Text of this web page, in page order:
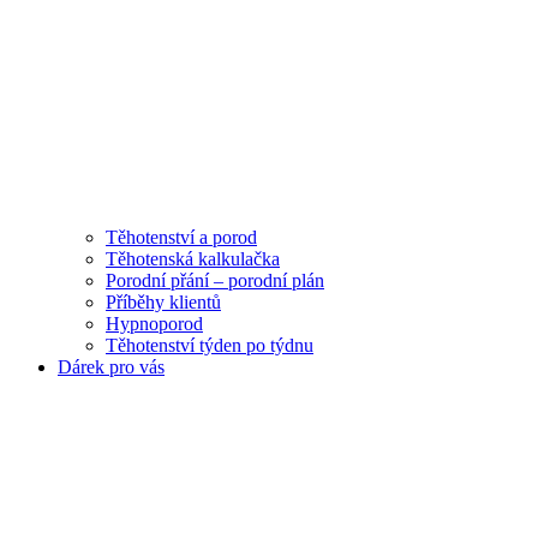
Těhotenství a porod
Těhotenská kalkulačka
Porodní přání – porodní plán
Příběhy klientů
Hypnoporod
Těhotenství týden po týdnu
Dárek pro vás